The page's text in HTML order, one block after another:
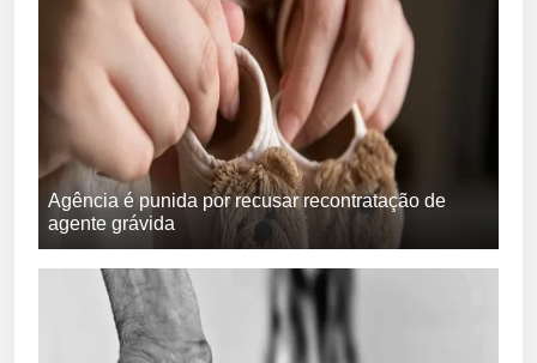
Agência é punida por recusar recontratação de
agente grávida